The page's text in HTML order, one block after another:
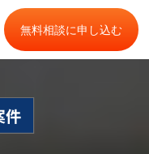
無料相談に申し込む